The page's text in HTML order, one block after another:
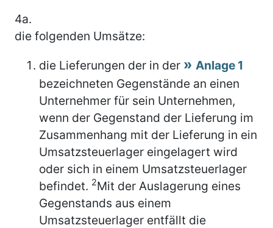
4a.
die folgenden Umsätze:
die Lieferungen der in der
Anlage 1
bezeichneten Gegenstände an einen
Unternehmer für sein Unternehmen,
wenn der Gegenstand der Lieferung im
Zusammenhang mit der Lieferung in ein
Umsatzsteuerlager eingelagert wird
oder sich in einem Umsatzsteuerlager
befindet. 2Mit der Auslagerung eines
Gegenstands aus einem
Umsatzsteuerlager entfällt die